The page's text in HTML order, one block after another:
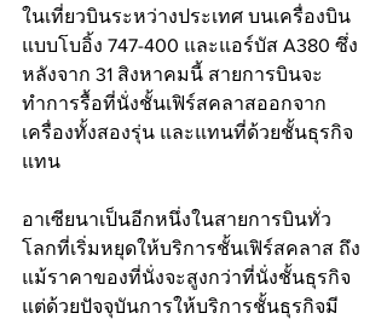
ในเที่ยวบินระหว่างประเทศ บนเครื่องบิน
แบบโบอิ้ง 747-400 และแอร์บัส A380 ซึ่ง
หลังจาก 31 สิงหาคมนี้ สายการบินจะ
ทำการรื้อที่นั่งชั้นเฟิร์สคลาสออกจาก
เครื่องทั้งสองรุ่น และแทนที่ด้วยชั้นธุรกิจ
แทน
อาเซียนาเป็นอีกหนึ่งในสายการบินทั่ว
โลกที่เริ่มหยุดให้บริการชั้นเฟิร์สคลาส ถึง
แม้ราคาของที่นั่งจะสูงกว่าที่นั่งชั้นธุรกิจ
แต่ด้วยปัจจุบันการให้บริการชั้นธุรกิจมี